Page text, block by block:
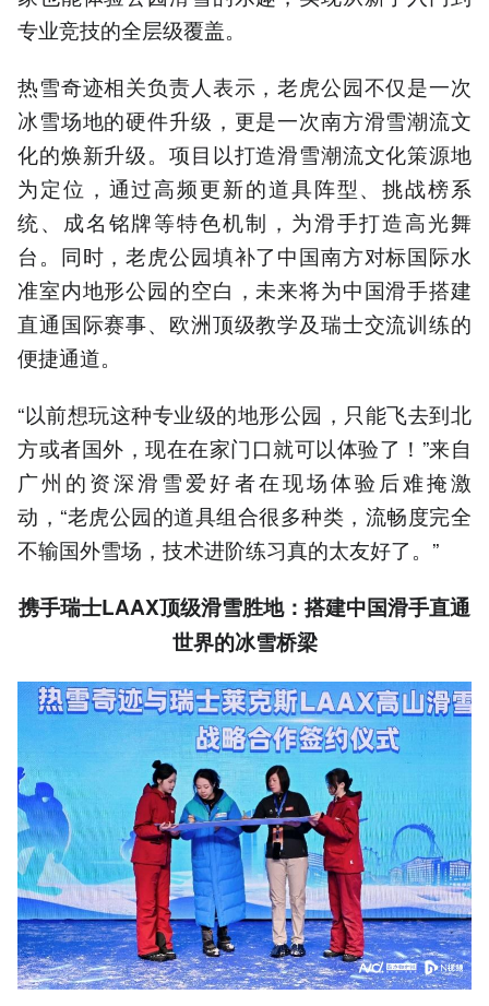
专业竞技的全层级覆盖。
热雪奇迹相关负责人表示，老虎公园不仅是一次
冰雪场地的硬件升级，更是一次南方滑雪潮流文
化的焕新升级。项目以打造滑雪潮流文化策源地
为定位，通过高频更新的道具阵型、挑战榜系
统、成名铭牌等特色机制，为滑手打造高光舞
台。同时，老虎公园填补了中国南方对标国际水
准室内地形公园的空白，未来将为中国滑手搭建
直通国际赛事、欧洲顶级教学及瑞士交流训练的
便捷通道。
“以前想玩这种专业级的地形公园，只能飞去到北
方或者国外，现在在家门口就可以体验了！”来自
广州的资深滑雪爱好者在现场体验后难掩激
动，“老虎公园的道具组合很多种类，流畅度完全
不输国外雪场，技术进阶练习真的太友好了。”
携手瑞士LAAX顶级滑雪胜地： 搭建中国滑手直通
世界的冰雪桥梁